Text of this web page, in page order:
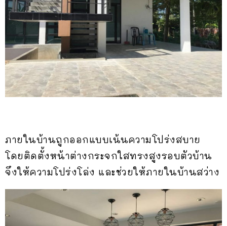
ภายในบ้านถูกออกแบบเน้นความโปร่งสบาย
โดยติดตั้งหน้าต่างกระจกใสทรงสูงรอบตัวบ้าน
จึงให้ความโปร่งโล่ง และช่วยให้ภายในบ้านสว่าง